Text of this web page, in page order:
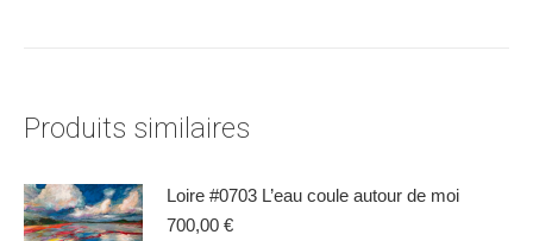
Produits similaires
Loire #0703 L’eau coule autour de moi
700,00 €